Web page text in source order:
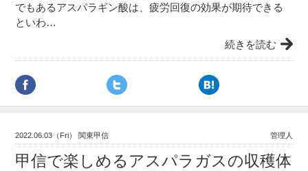
でもあるアスパラギン酸は、疲労回復の効果が期待できる
といわ…
続きを読む
2022.06.03（Fri） 関東甲信 管理人
甲信で楽しめるアスパラガスの収穫体